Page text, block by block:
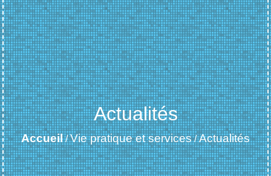
Actualités
Accueil/Vie pratique et services/Actualités